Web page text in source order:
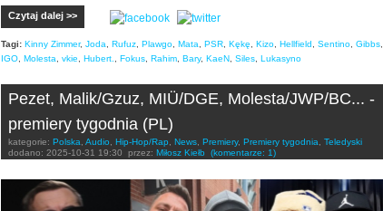
Czytaj dalej >>
Tagi: Kinny Zimmer, Joda Rufuz Plawgo Mata PSR Kękę Kizo Hellfield Sentino Gibbs
IGO Molesta vkie Hubert. Fokus Rahim Bary, KaeN Siles Lukasyno
Pezet, Malik/Gzuz, MIÜ/DGE, Molesta/JWP/BC... -
premiery tygodnia (PL)
kategorie: Polska Audio Hip-Hop/Rap News Premiery, Premiery tygodnia
Teledyski
dodano: 2025-10-31 19:30 przez: Miłosz Kiełb (komentarze: 1)